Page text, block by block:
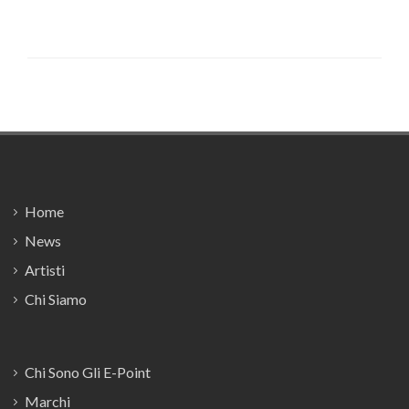
Home
News
Artisti
Chi Siamo
Chi Sono Gli E-Point
Marchi